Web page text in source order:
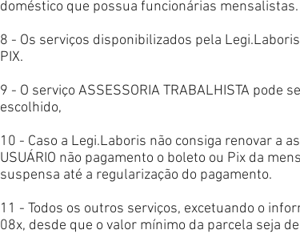
doméstico que possua funcionárias mensalistas.
8 - Os serviços disponibilizados pela
PIX.
9 - O serviço ASSESSORIA TRABALHISTA
escolhido,
10 - Caso a Legi.Laboris não consiga renovar a
USUÁRIO não pagamento o boleto ou Pix da
suspensa até a regularização do pagamento.
11 - Todos os outros serviços, excetuando o
08x, desde que o valor mínimo da parcela seja